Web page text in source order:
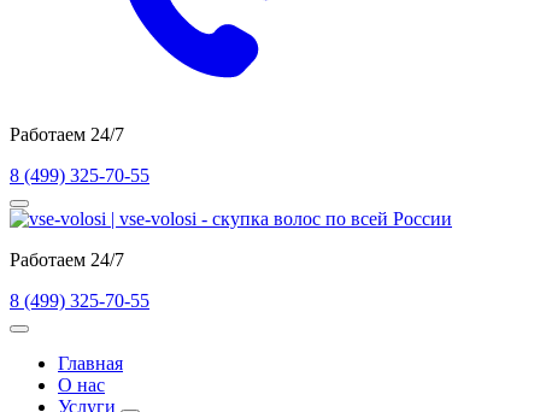
Работаем 24/7
8 (499) 325-70-55
Работаем 24/7
8 (499) 325-70-55
Главная
О нас
Услуги